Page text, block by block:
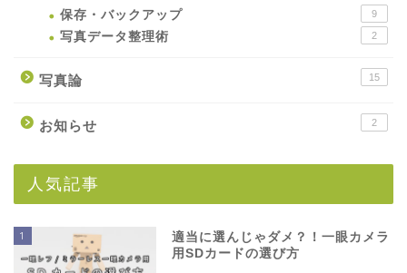
保存・バックアップ 9
写真データ整理術 2
写真論 15
お知らせ 2
人気記事
1
適当に選んじゃダメ？！一眼カメラ
用SDカードの選び方